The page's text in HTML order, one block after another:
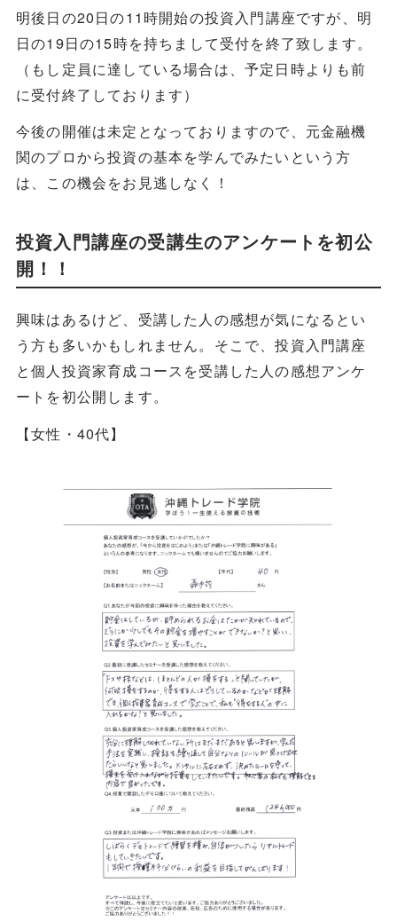
明後日の20日の11時開始の投資入門講座ですが、明
日の19日の15時を持ちまして受付を終了致します。
（もし定員に達している場合は、予定日時よりも前
に受付終了しております）
今後の開催は未定となっておりますので、元金融機
関のプロから投資の基本を学んでみたいという方
は、この機会をお見逃しなく！
投資入門講座の受講生のアンケートを初公
開！！
興味はあるけど、受講した人の感想が気になるとい
う方も多いかもしれません。そこで、投資入門講座
と個人投資家育成コースを受講した人の感想アンケ
ートを初公開します。
【女性・40代】